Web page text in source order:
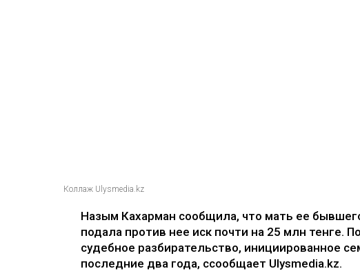
Коллаж Ulysmedia.kz
Назым Кахарман сообщила, что мать ее
подала против нее иск почти на 25 млн тенге.
судебное разбирательство, инициированное
последние два года, ссообщает Ulysmedia.kz.